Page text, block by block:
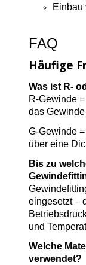
Einbau
FAQ
Häufige
Was ist R‑
R‑Gewinde
das
G‑Gewinde
über eine
Bis zu
eingesetzt –
und
Welche
verwendet?